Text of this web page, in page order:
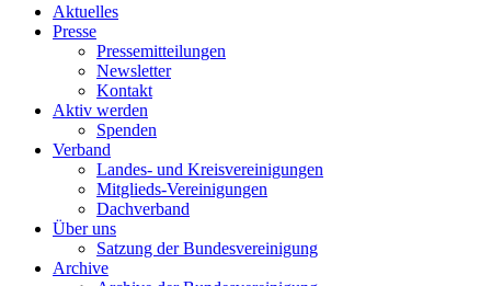
Aktuelles
Presse
Pressemitteilungen
Newsletter
Kontakt
Aktiv werden
Spenden
Verband
Landes- und Kreisvereinigungen
Mitglieds-Vereinigungen
Dachverband
Über uns
Satzung der Bundesvereinigung
Archive